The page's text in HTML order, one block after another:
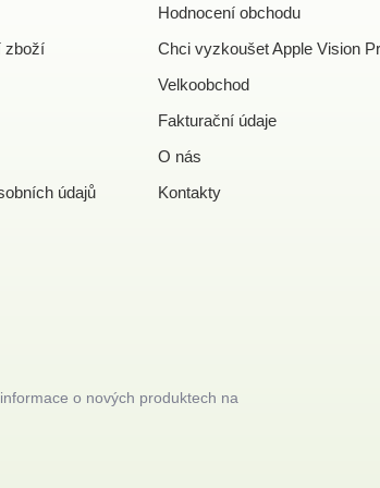
zboží
údajů
Hodnocení obchodu
Chci vyzkoušet Apple Vision
Velkoobchod
Fakturační údaje
O nás
Kontakty
o nových produktech na